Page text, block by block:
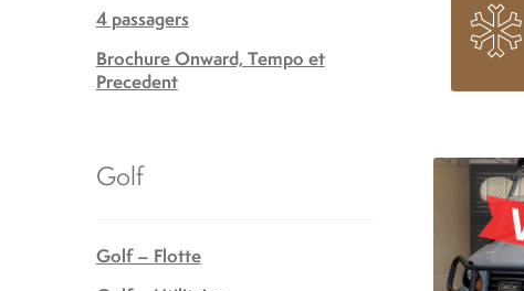
4 passagers
Brochure Onward, Tempo et
Precedent
Golf
Golf – Flotte